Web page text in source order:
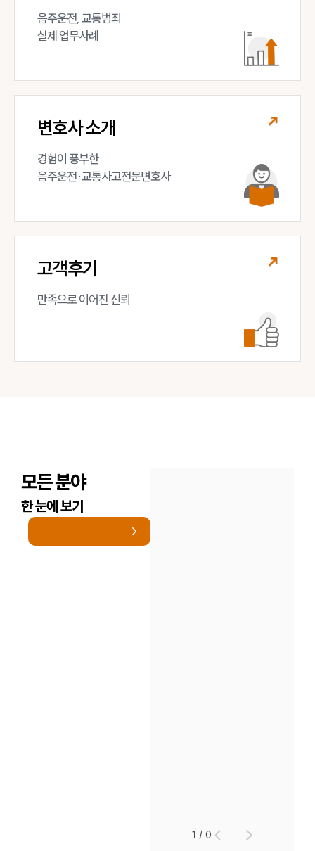
음주운전, 교통범죄
실제 업무사례
변호사 소개
경험이 풍부한
음주운전·교통사고전문변호사
고객후기
만족으로 이어진 신뢰
모든 분야
한 눈에 보기
1 /0